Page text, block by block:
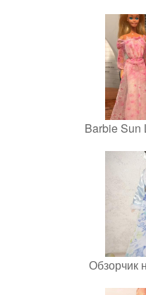
Barbie Sun
Обзорчик